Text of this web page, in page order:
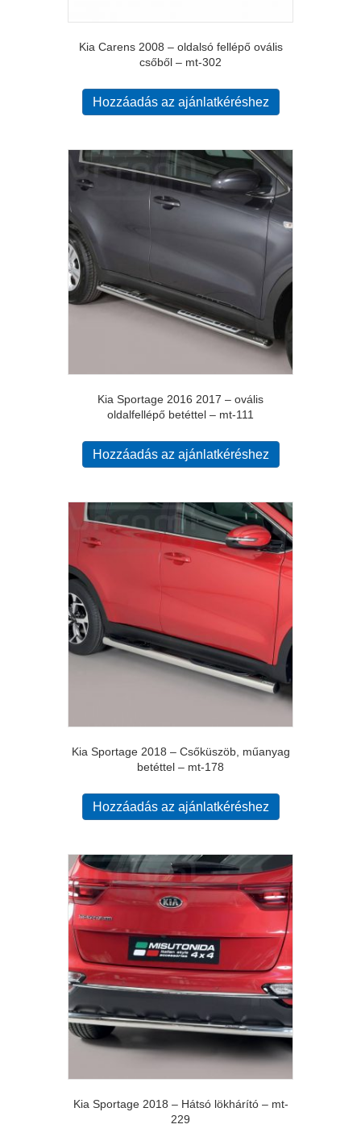
Kia Carens 2008 – oldalsó fellépő ovális
csőből – mt-302
Hozzáadás az ajánlatkéréshez
Kia Sportage 2016 2017 – ovális
oldalfellépő betéttel – mt-111
Hozzáadás az ajánlatkéréshez
Kia Sportage 2018 – Csőküszöb, műanyag
betéttel – mt-178
Hozzáadás az ajánlatkéréshez
Kia Sportage 2018 – Hátsó lökhárító – mt-
229